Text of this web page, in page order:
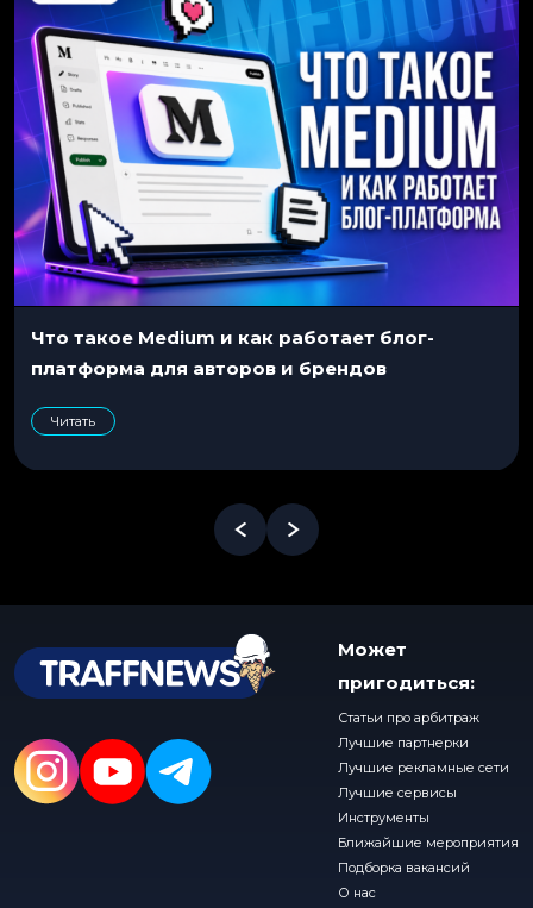
Что такое Medium и как работает блог-
платформа для авторов и брендов
Читать
Может
пригодиться:
Статьи про арбитраж
Лучшие партнерки
Лучшие рекламные сети
Лучшие сервисы
Инструменты
Ближайшие мероприятия
Подборка вакансий
О нас